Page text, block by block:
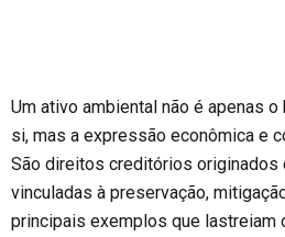
Um ativo ambiental não é apenas
si, mas a expressão econômica e
São direitos creditórios originados
vinculadas à preservação,
principais exemplos que lastreiam